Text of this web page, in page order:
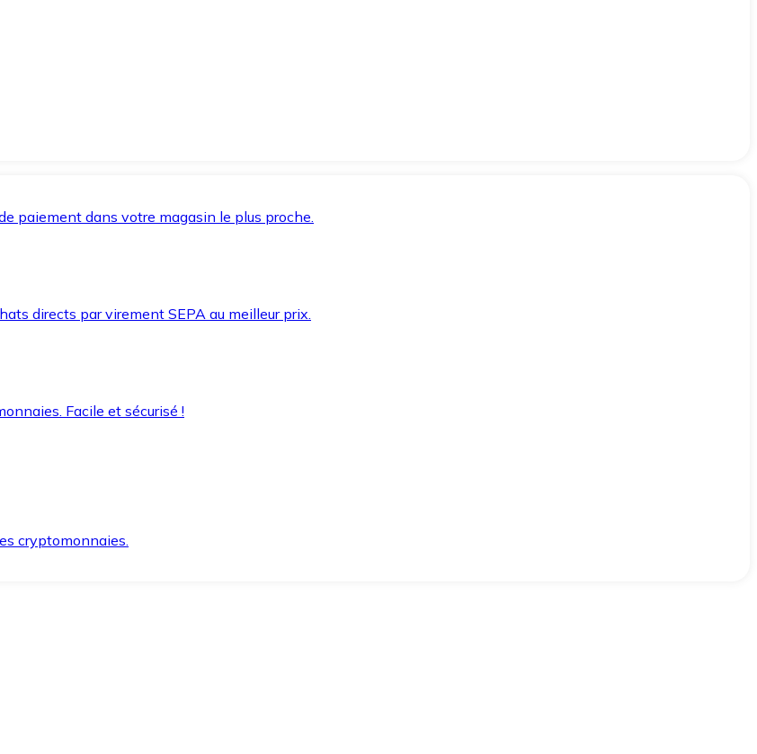
paiement dans votre magasin le plus proche.
directs par virement SEPA au meilleur prix.
Facile et sécurisé !
cryptomonnaies.
en toute sécurité.
vous en avez besoin.